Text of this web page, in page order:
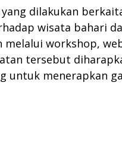
dilakukan
wisata bahari
melalui workshop,
tersebut
untuk menerapkan